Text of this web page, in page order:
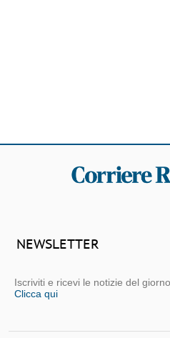
NEWSLETTER
Iscriviti e ricevi le notizie del
Clicca qui